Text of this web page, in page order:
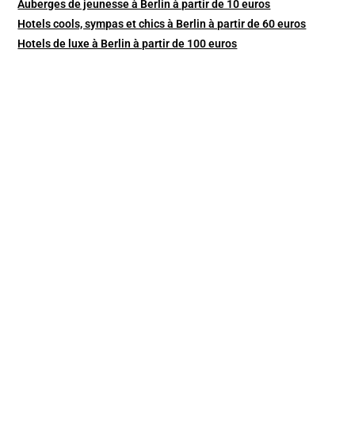
Auberges de jeunesse à Berlin à partir de 10 euros
Hotels cools, sympas et chics à Berlin à partir de 60 euros
Hotels de luxe à Berlin à partir de 100 euros